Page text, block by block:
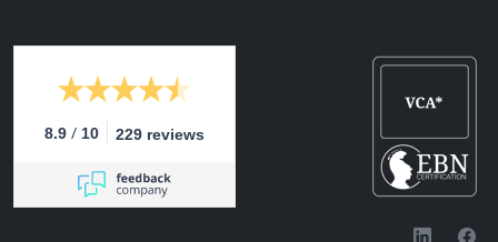
8.9 / 10 229 reviews